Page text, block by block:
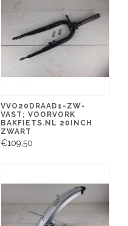
VVO20DRAAD1-ZW-
VAST; VOORVORK
BAKFIETS.NL 20INCH
ZWART
€109,50